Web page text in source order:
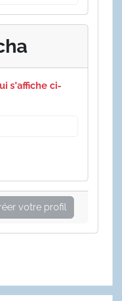
s'affiche ci-
votre profil